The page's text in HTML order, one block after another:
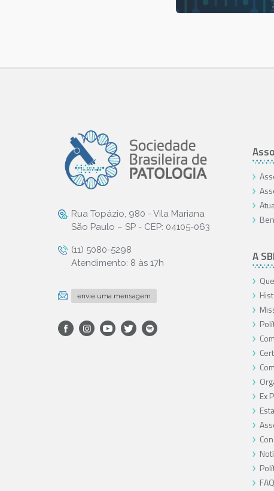
Rua Topázio, 980 - Vila Mariana
São Paulo – SP - CEP: 04105-063
(11) 5080-5298
Atendimento: 8 às 17h
envie uma mensagem
A
Ex
FAQ